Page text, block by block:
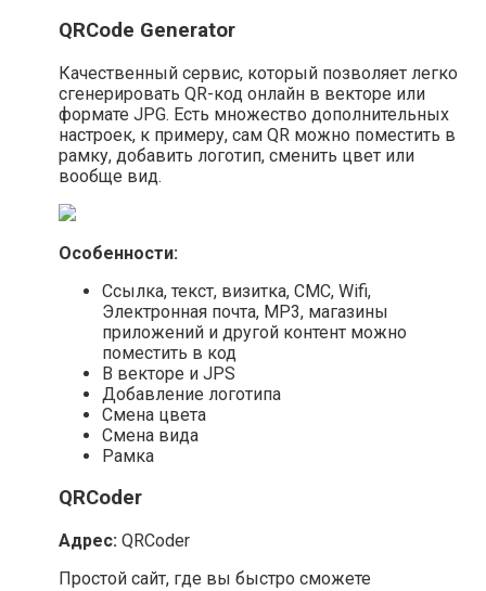
QRCode Generator
Качественный сервис, который позволяет легко
сгенерировать QR-код онлайн в векторе или
формате JPG. Есть множество дополнительных
настроек, к примеру, сам QR можно поместить в
рамку, добавить логотип, сменить цвет или
вообще вид.
Особенности:
Ссылка, текст, визитка, СМС, Wifi,
Электронная почта, MP3, магазины
приложений и другой контент можно
поместить в код
В векторе и JPS
Добавление логотипа
Смена цвета
Смена вида
Рамка
QRCoder
Адрес: QRCoder
Простой сайт, где вы быстро сможете